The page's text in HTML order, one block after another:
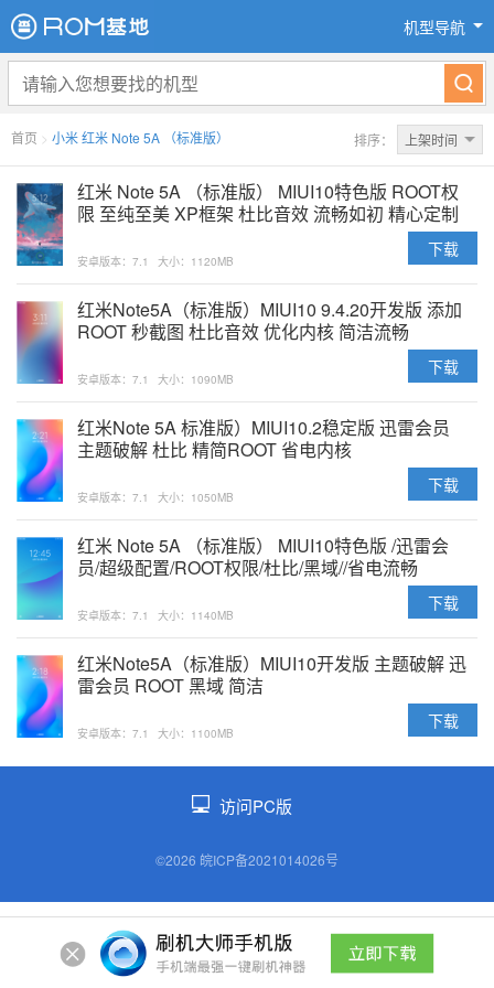
机型导航
首页 > 小米 红米 Note 5A （标准版） 排序： 上架时间
红米 Note 5A （标准版） MIUI10特色版 ROOT权
限 至纯至美 XP框架 杜比音效 流畅如初 精心定制
安卓版本：7.1 大小：1120MB
下载
红米Note5A（标准版）MIUI10 9.4.20开发版 添加
ROOT 秒截图 杜比音效 优化内核 简洁流畅
安卓版本：7.1 大小：1090MB
下载
红米Note 5A 标准版）MIUI10.2稳定版 迅雷会员
主题破解 杜比 精简ROOT 省电内核
安卓版本：7.1 大小：1050MB
下载
红米 Note 5A （标准版） MIUI10特色版 /迅雷会
员/超级配置/ROOT权限/杜比/黑域//省电流畅
安卓版本：7.1 大小：1140MB
下载
红米Note5A（标准版）MIUI10开发版 主题破解 迅
雷会员 ROOT 黑域 简洁
安卓版本：7.1 大小：1100MB
下载
访问PC版
©2026 皖ICP备2021014026号